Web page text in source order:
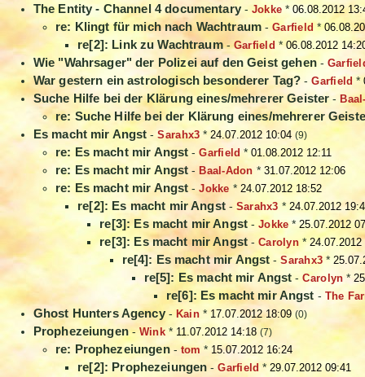
The Entity - Channel 4 documentary- Jokke *06.08.2012
re: Klingt für mich nach Wachtraum -Garfield *
re[2]: Link zu Wachtraum-Garfield *06.08.2012
Wie "Wahrsager" der Polizei auf den Geist gehen-
War gestern ein astrologisch besonderer Tag? -Garfield *
Suche Hilfe bei der Klärung eines/mehrerer Geister -
re: Suche Hilfe bei der Klärung eines/mehrerer
Es macht mir Angst -Sarahx3 *24.07.2012 10:04 (9)
re: Es macht mir Angst -Garfield*01.08.2012 12:11
re: Es macht mir Angst - Baal-Adon * 31.07.2012 12:06
re: Es macht mir Angst -Jokke * 24.07.2012 18:52
re[2]: Es macht mir Angst- Sarahx3 * 24.07.2012
re[3]: Es macht mir Angst -Jokke *25.07.2012
re[3]: Es macht mir Angst -Carolyn*24.07.2012
re[4]: Es macht mir Angst -Sarahx3 *
re[5]: Es macht mir Angst -Carolyn *
re[6]: Es macht mir Angst - The
Ghost Hunters Agency- Kain* 17.07.2012 18:09 (0)
Prophezeiungen- Wink* 11.07.2012 14:18 (7)
re: Prophezeiungen- tom * 15.07.2012 16:24
re[2]: Prophezeiungen -Garfield*29.07.2012 09:41